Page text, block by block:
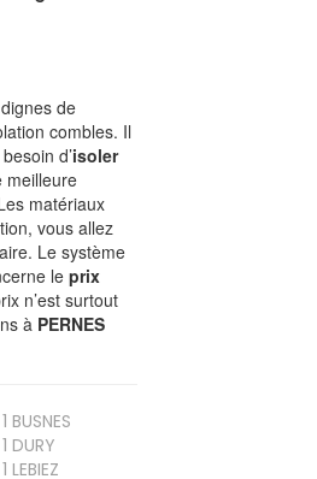
de
combles. Il
d’isoler
meilleure
matériaux
vous allez
Le système
leprix
n’est surtout
à PERNES
BUSNES
DURY
LEBIEZ